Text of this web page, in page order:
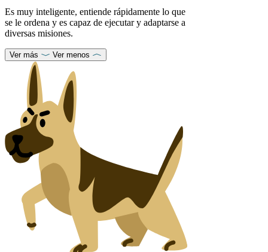
Es muy inteligente, entiende rápidamente lo que
se le ordena y es capaz de ejecutar y adaptarse a
diversas misiones.
Ver más Ver menos